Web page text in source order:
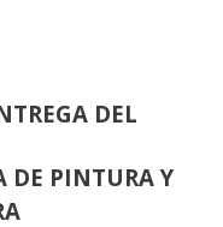
DEL
DE PINTURA Y